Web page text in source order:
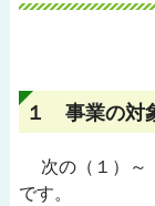
１ 事業の対
次の（１）～
です。